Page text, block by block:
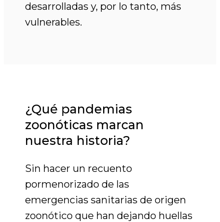
desarrolladas y, por lo tanto, más
vulnerables.
¿Qué pandemias
zoonóticas marcan
nuestra historia?
Sin hacer un recuento
pormenorizado de las
emergencias sanitarias de origen
zoonótico que han dejando huellas